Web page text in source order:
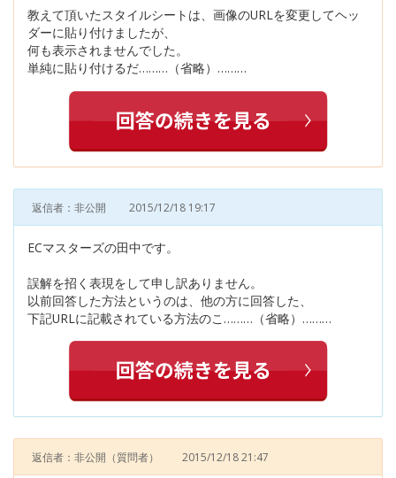
教えて頂いたスタイルシートは、画像のURLを変更してヘッ
ダーに貼り付けましたが、
何も表示されませんでした。
単純に貼り付けるだ………（省略）………
返信者：非公開 2015/12/18 19:17
ECマスターズの田中です。
誤解を招く表現をして申し訳ありません。
以前回答した方法というのは、他の方に回答した、
下記URLに記載されている方法のこ………（省略）………
返信者：非公開 （質問者） 2015/12/18 21:47